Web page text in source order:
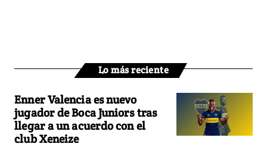
Lo más reciente
Enner Valencia es nuevo
jugador de Boca Juniors tras
llegar a un acuerdo con el
club Xeneize